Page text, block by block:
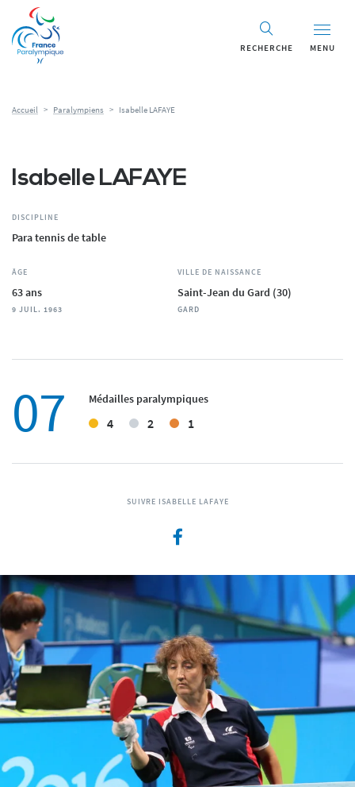
RECHERCHE MENU
Accueil > Paralympiens > Isabelle LAFAYE
Isabelle LAFAYE
DISCIPLINE
Para tennis de table
ÂGE
63 ans
9 JUIL. 1963
VILLE DE NAISSANCE
Saint-Jean du Gard (30)
GARD
07 Médailles paralympiques
4 2 1
SUIVRE ISABELLE LAFAYE
Panneau de gestion des cookies